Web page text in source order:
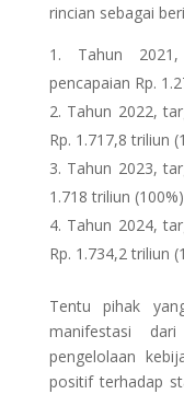
rincian sebagai
Tahun
pencapaian Rp.
Tahun 2022,
Rp. 1.717,8 triliun
Tahun 2023,
1.718 triliun (100%)
Tahun 2024,
Rp. 1.734,2 triliun
Tentu pihak
manifestasi
pengelolaan
positif terhadap